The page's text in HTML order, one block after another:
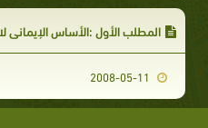
المطلب الأول :الأساس الإيمانى